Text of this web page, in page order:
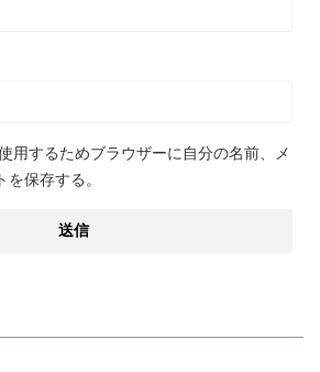
用するためブラウザーに自分の名前、メ
保存する。